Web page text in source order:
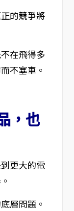
的競爭將
在飛得多
不塞車。
，也
更大的電
層問題。